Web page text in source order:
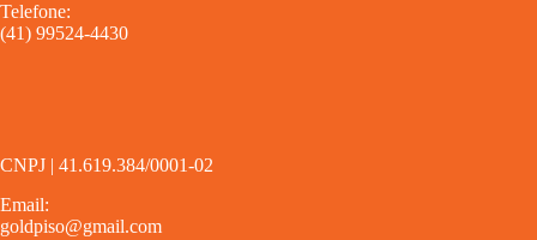
Telefone:
(41) 99524-4430
CNPJ | 41.619.384/0001-02
Email:
goldpiso@gmail.com